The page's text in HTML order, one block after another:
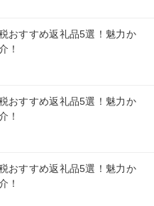
おすすめ返礼品5選！魅力か
！
おすすめ返礼品5選！魅力か
！
おすすめ返礼品5選！魅力か
！